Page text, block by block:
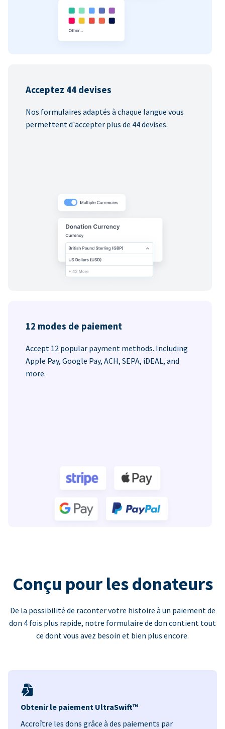
Acceptez 44 devises
Nos formulaires adaptés à chaque langue vous
permettent d'accepter plus de 44 devises.
12 modes de paiement
Accept 12 popular payment methods. Including
Apple Pay, Google Pay, ACH, SEPA, iDEAL, and
more.
Conçu pour les donateurs
De la possibilité de raconter votre histoire à un paiement de
don 4 fois plus rapide, notre formulaire de don contient tout
ce dont vous avez besoin et bien plus encore.
Obtenir le paiement UltraSwift™
Accroître les dons grâce à des paiements par